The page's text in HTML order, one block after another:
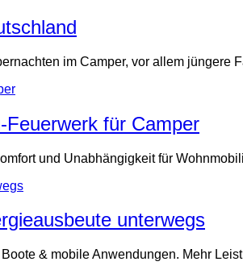
im Camper, vor allem jüngere
für Camper
und Unabhängigkeit für
unterwegs
& mobile Anwendungen. Mehr